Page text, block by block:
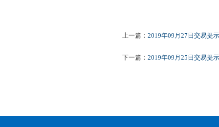
上一篇： 2019年09月27日交易提示
下一篇： 2019年09月25日交易提示